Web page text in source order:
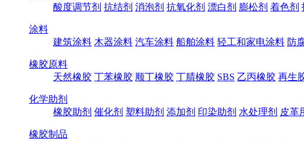
酸度调节剂 抗结剂 消泡剂 抗氧化剂 漂白剂 膨松剂 着色剂
涂料
建筑涂料 木器涂料 汽车涂料 船舶涂料 轻工和家电涂料 防
橡胶原料
天然橡胶 丁苯橡胶 顺丁橡胶 丁腈橡胶 SBS 乙丙橡胶 再生
化学助剂
橡胶助剂 催化剂 塑料助剂 添加剂 印染助剂 水处理剂 皮革
橡胶制品